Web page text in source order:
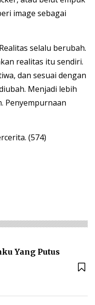
image sebagai
selalu berubah.
realitas itu sendiri.
dan sesuai dengan
Menjadi lebih
Penyempurnaan
(574)
Yang Putus